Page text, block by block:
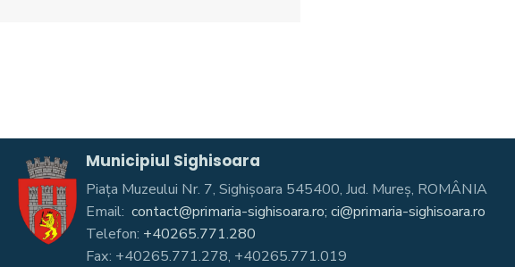
Municipiul Sighisoara
Piața Muzeului Nr. 7, Sighişoara 545400, Jud. Mureş, ROMÂNIA
Email: contact@primaria-sighisoara.ro; ci@primaria-sighisoara.ro
Telefon: +40265.771.280
Fax: +40265.771.278, +40265.771.019